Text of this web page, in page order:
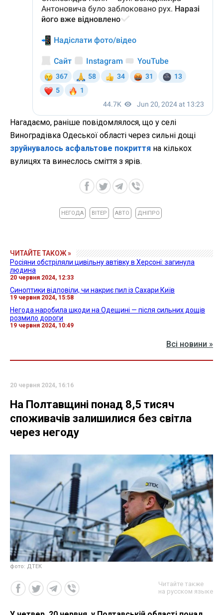
Нагадаємо, раніше повідомлялося, що у селі
Виноградівка Одеської області через сильні дощі
зруйнувалось асфальтове покриття на кількох
вулицях та винеслось сміття з ярів.
НЕГОДА ВІТЕР АВТО ДНІПРО
ЧИТАЙТЕ ТАКОЖ »
Росіяни обстріляли цивільну автівку в Херсоні: загинула
людина
20 червня 2024, 12:33
Синоптики відповіли, чи накриє пил із Сахари Київ
19 червня 2024, 15:58
Негода наробила шкоди на Одещині — після сильних дощів
розмило дороги
19 червня 2024, 10:49
Всі новини »
20 червня 2024, 16:16
На Полтавщині понад 8,5 тисяч
споживачів залишилися без світла
через негоду
фото: ДТЕК
Читайте также
на русском языке